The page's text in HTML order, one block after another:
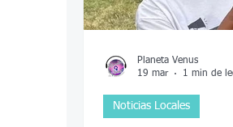
Noticias Locales
Planeta Venus
19 mar
1 min de